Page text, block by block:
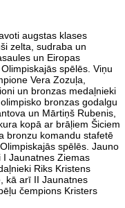
augstas klases
zelta, sudraba un
un Eiropas
spēlēs. Viņu
Vera Zozuļa,
un bronzas medaļnieki
bronzas godalgu
un Mārtiņš Rubenis,
kopā ar brāļiem Šiciem
bronzu komandu stafetē
spēlēs. Jauno
I Jaunatnes Ziemas
Riks Kristens
kā arī II Jaunatnes
čempions Kristers